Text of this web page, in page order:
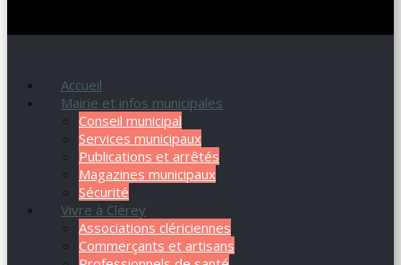
Accueil
Mairie et infos municipales
Conseil municipal
Services municipaux
Publications et arrêtés
Magazines municipaux
Sécurité
Vivre à Clérey
Associations clériciennes
Commerçants et artisans